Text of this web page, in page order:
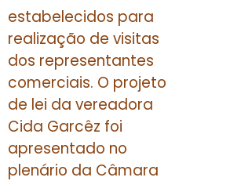
estabelecidos para
realização de visitas
dos representantes
comerciais. O projeto
de lei da vereadora
Cida Garcêz foi
apresentado no
plenário da Câmara